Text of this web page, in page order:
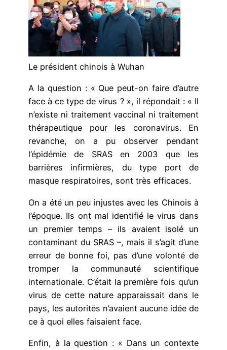
Le président chinois à Wuhan
A la question : « Que peut-on faire d’autre
face à ce type de virus ? », il répondait : « Il
n’existe ni traitement vaccinal ni traitement
thérapeutique pour les coronavirus. En
revanche, on a pu observer pendant
l’épidémie de SRAS en 2003 que les
barrières infirmières, du type port de
masque respiratoires, sont très efficaces.
On a été un peu injustes avec les Chinois à
l’époque. Ils ont mal identifié le virus dans
un premier temps – ils avaient isolé un
contaminant du SRAS –, mais il s’agit d’une
erreur de bonne foi, pas d’une volonté de
tromper la communauté scientifique
internationale. C’était la première fois qu’un
virus de cette nature apparaissait dans le
pays, les autorités n’avaient aucune idée de
ce à quoi elles faisaient face.
Enfin, à la question : « Dans un contexte